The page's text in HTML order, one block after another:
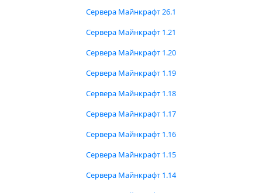
Сервера Майнкрафт 26.1
Сервера Майнкрафт 1.21
Сервера Майнкрафт 1.20
Сервера Майнкрафт 1.19
Сервера Майнкрафт 1.18
Сервера Майнкрафт 1.17
Сервера Майнкрафт 1.16
Сервера Майнкрафт 1.15
Сервера Майнкрафт 1.14